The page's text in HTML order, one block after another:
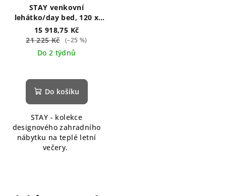
STAY venkovní
lehátko/day bed, 120 x
190 cm hnědé
15 918,75 Kč
21 225 Kč (–25 %)
Do 2 týdnů
hodnocení
produktu
z
5
hvězdiček.
Do košíku
STAY - kolekce
designového zahradního
nábytku na teplé letní
večery.